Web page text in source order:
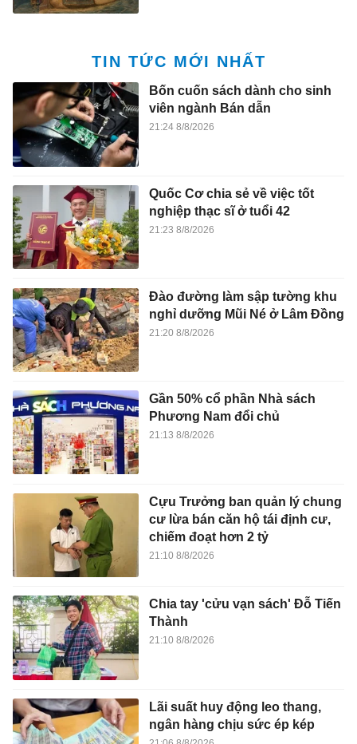
TIN TỨC MỚI NHẤT
Bốn cuốn sách dành cho sinh
viên ngành Bán dẫn
21:24 8/8/2026
Quốc Cơ chia sẻ về việc tốt
nghiệp thạc sĩ ở tuổi 42
21:23 8/8/2026
Đào đường làm sập tường khu
nghỉ dưỡng Mũi Né ở Lâm Đồng
21:20 8/8/2026
Gần 50% cổ phần Nhà sách
Phương Nam đổi chủ
21:13 8/8/2026
Cựu Trưởng ban quản lý chung
cư lừa bán căn hộ tái định cư,
chiếm đoạt hơn 2 tỷ
21:10 8/8/2026
Chia tay 'cửu vạn sách' Đỗ Tiến
Thành
21:10 8/8/2026
Lãi suất huy động leo thang,
ngân hàng chịu sức ép kép